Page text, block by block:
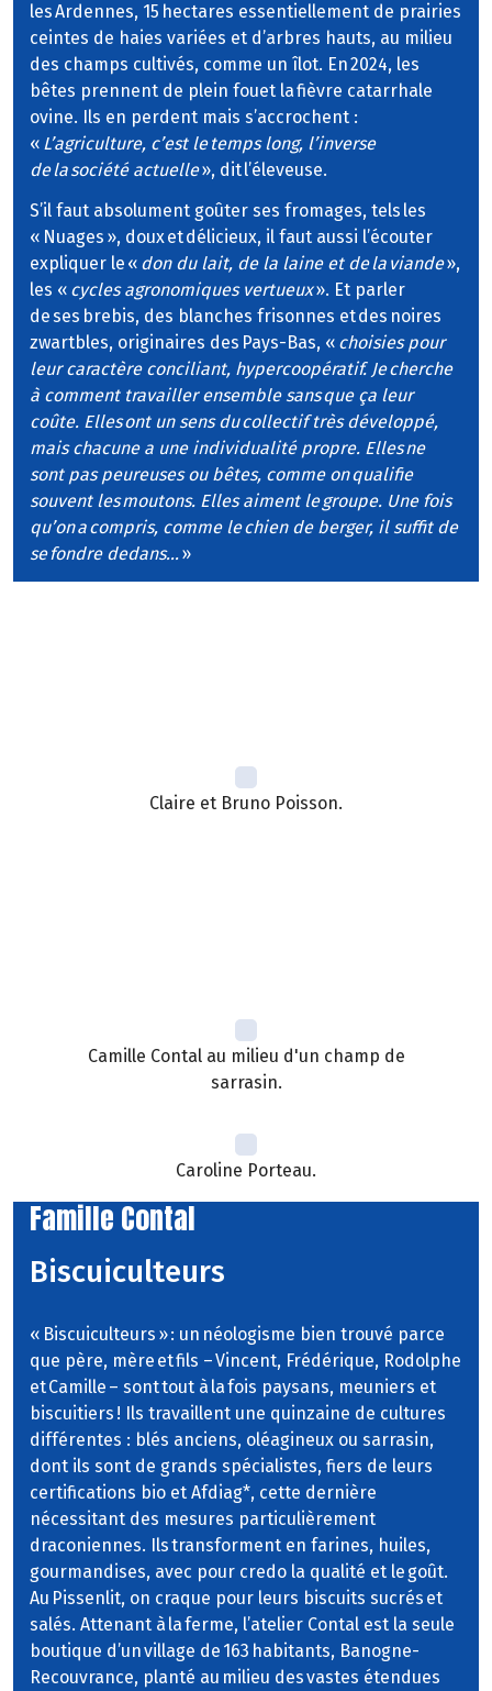
les Ardennes, 15 hectares essentiellement de prairies
ceintes de haies variées et d’arbres hauts, au milieu
des champs cultivés, comme un îlot. En 2024, les
bêtes prennent de plein fouet la fièvre catarrhale
ovine. Ils en perdent mais s’accrochent :
« L’agriculture, c’est le temps long, l’inverse
de la société actuelle», dit l’éleveuse.
S’il faut absolument goûter ses fromages, tels les
« Nuages », doux et délicieux, il faut aussi l’écouter
expliquer le « don du lait, de la laine et de la viande»,
les « cycles agronomiques vertueux». Et parler
de ses brebis, des blanches frisonnes et des noires
zwartbles, originaires des Pays-Bas, « choisies pour
leur caractère conciliant, hypercoopératif. Je cherche
à comment travailler ensemble sans que ça leur
coûte. Elles ont un sens du collectif très développé,
mais chacune a une individualité propre. Elles ne
sont pas peureuses ou bêtes, comme on qualifie
souvent les moutons. Elles aiment le groupe. Une fois
qu’on a compris, comme le chien de berger, il suffit de
se fondre dedans…»
Claire et Bruno Poisson.
Camille Contal au milieu d'un champ de
sarrasin.
Caroline Porteau.
Famille Contal
Biscuiculteurs
« Biscuiculteurs » : un néologisme bien trouvé parce
que père, mère et fils – Vincent, Frédérique, Rodolphe
et Camille – sont tout à la fois paysans, meuniers et
biscuitiers ! Ils travaillent une quinzaine de cultures
différentes : blés anciens, oléagineux ou sarrasin,
dont ils sont de grands spécialistes, fiers de leurs
certifications bio et Afdiag*, cette dernière
nécessitant des mesures particulièrement
draconiennes. Ils transforment en farines, huiles,
gourmandises, avec pour credo la qualité et le goût.
Au Pissenlit, on craque pour leurs biscuits sucrés et
salés. Attenant à la ferme, l’atelier Contal est la seule
boutique d’un village de 163 habitants, Banogne-
Recouvrance, planté au milieu des vastes étendues